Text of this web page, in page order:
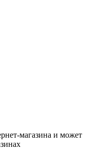
магазина и может